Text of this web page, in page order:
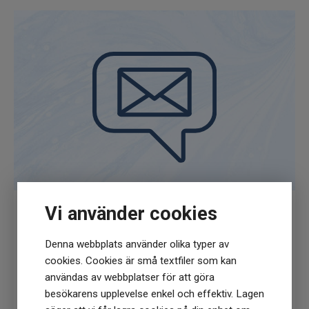
Vi använder cookies
Denna webbplats använder olika typer av
cookies. Cookies är små textfiler som kan
användas av webbplatser för att göra
besökarens upplevelse enkel och effektiv. Lagen
nyhetsbrev
köptillfälle på ordinarie priser)